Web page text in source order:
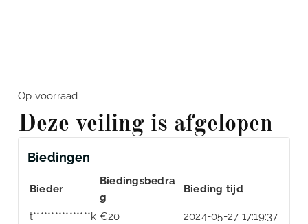
Op voorraad
Deze veiling is afgelopen
Biedingen
Bieder
Biedingsbedra
g
Bieding tijd
t****************k €20 2024-05-27 17:19:37